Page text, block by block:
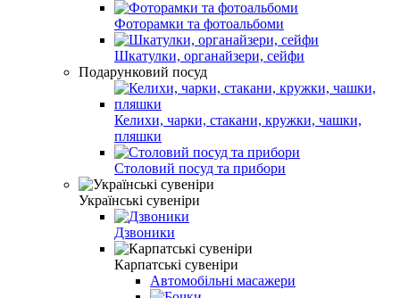
Фоторамки та фотоальбоми
Шкатулки, органайзери, сейфи
Подарунковий посуд
Келихи, чарки, стакани, кружки, чашки,
пляшки
Столовий посуд та прибори
Українські сувеніри
Дзвоники
Карпатські сувеніри
Автомобільні масажери